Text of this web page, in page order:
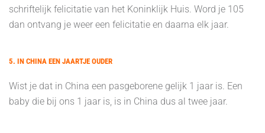
schriftelijk felicitatie van het Koninklijk Huis. Word je 105
dan ontvang je weer een felicitatie en daarna elk jaar.
5. IN CHINA EEN JAARTJE OUDER
Wist je dat in China een pasgeborene gelijk 1 jaar is. Een
baby die bij ons 1 jaar is, is in China dus al twee jaar.